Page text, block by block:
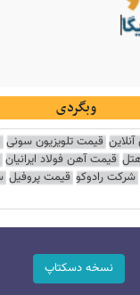
وبگردی
آنلاین قیمت تلویزیون سونی
قیمت آهن فولاد ایرانیان
شرکت رادوکو قیمت پروفیل
نسخه دسکتاپ